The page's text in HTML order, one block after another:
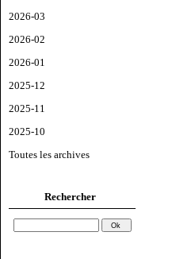
2026-03
2026-02
2026-01
2025-12
2025-11
2025-10
Toutes les archives
Rechercher